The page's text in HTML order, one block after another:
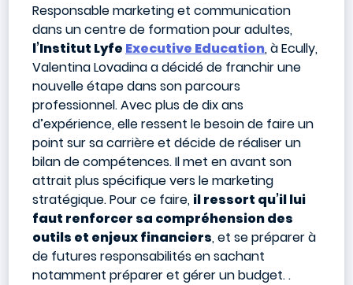
Responsable marketing et communication
dans un centre de formation pour adultes,
l’Institut Lyfe Executive Education, à Ecully,
Valentina Lovadina a décidé de franchir une
nouvelle étape dans son parcours
professionnel. Avec plus de dix ans
d’expérience, elle ressent le besoin de faire un
point sur sa carrière et décide de réaliser un
bilan de compétences. Il met en avant son
attrait plus spécifique vers le marketing
stratégique. Pour ce faire, il ressort qu’il lui
faut renforcer sa compréhension des
outils et enjeux financiers, et se préparer à
de futures responsabilités en sachant
notamment préparer et gérer un budget..